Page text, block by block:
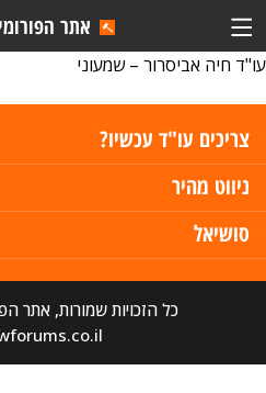
אתר
עו"ד חיה אביסרור – שמעוני
צריכים עו"ד עכשיו?
ניווט מהיר
סושיאל
כל הזכויות שמורות, אתר